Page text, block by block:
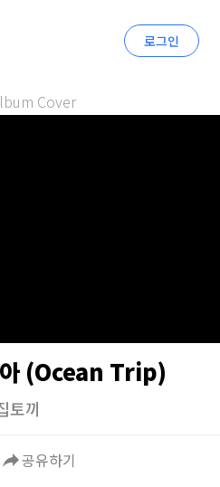
로그인
Cover
아 (Ocean Trip)
토끼
reply공유하기